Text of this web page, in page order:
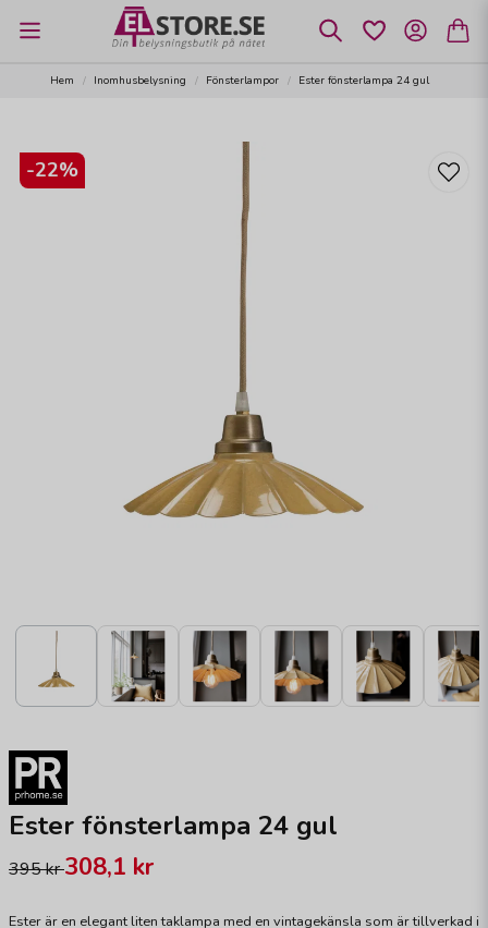
Hem Inomhusbelysning Fönsterlampor Ester fönsterlampa 24 gul
-22%
Ester fönsterlampa 24 gul
395 kr308,1 kr
Ester är en elegant liten taklampa med en vintagekänsla som är tillverkad i